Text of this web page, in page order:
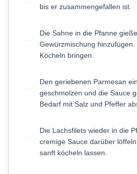
bis er zusammengefallen ist.
Die Sahne in die Pfanne
Gewürzmischung
Köcheln bringen.
Den geriebenen Parmesan
geschmolzen und die Sauce
Bedarf mit Salz und Pfeffer
Die Lachsfilets wieder in die
cremige Sauce darüber
sanft köcheln lassen.